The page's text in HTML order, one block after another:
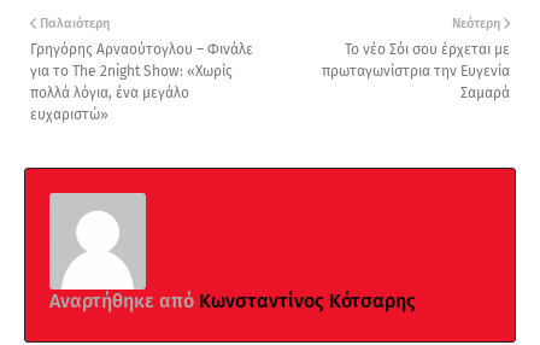
Νεότερη
Το νέο Σόι σου έρχεται με
πρωταγωνίστρια την Ευγενία
Σαμαρά
Παλαιότερη
Γρηγόρης Αρναούτογλου – Φινάλε
για το The 2night Show: «Χωρίς
πολλά λόγια, ένα μεγάλο
ευχαριστώ»
Αναρτήθηκε από Κωνσταντίνος Κότσαρης